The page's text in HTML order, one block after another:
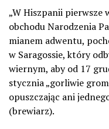
„W Hiszpanii
obchodu Narodzenia
mianem adwentu,
w Saragossie, który
wiernym, aby od 17
stycznia „gorliwie
opuszczając ani
(brewiarz).